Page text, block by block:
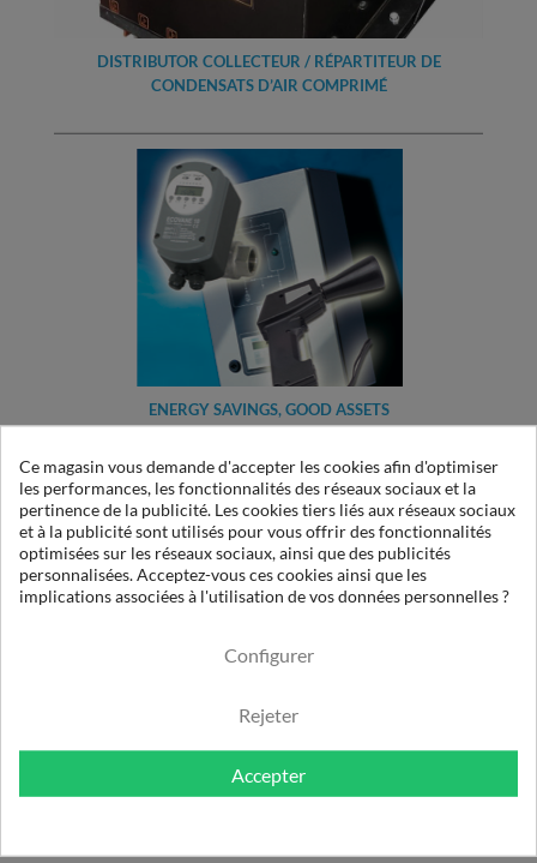
DISTRIBUTOR COLLECTEUR / RÉPARTITEUR DE
CONDENSATS D’AIR COMPRIMÉ
ENERGY SAVINGS, GOOD ASSETS
Ce magasin vous demande d'accepter les cookies afin d'optimiser
les performances, les fonctionnalités des réseaux sociaux et la
pertinence de la publicité. Les cookies tiers liés aux réseaux sociaux
et à la publicité sont utilisés pour vous offrir des fonctionnalités
optimisées sur les réseaux sociaux, ainsi que des publicités
personnalisées. Acceptez-vous ces cookies ainsi que les
implications associées à l'utilisation de vos données personnelles ?
Configurer
Rejeter
Accepter